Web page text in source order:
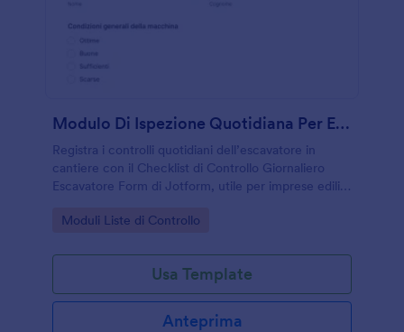
Modulo Di Ispezione Quotidiana Per Escavatore
Registra i controlli quotidiani dell’escavatore in
cantiere con il Checklist di Controllo Giornaliero
Escavatore Form di Jotform, utile per imprese edili,
raccolta dati chiara e tracciabile.
Go to Category:
Moduli Liste di Controllo
Usa Template
Anteprima